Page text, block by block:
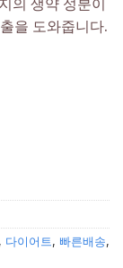
의 생약 성분이
을 도와줍니다.
, 다이어트, 빠른배송,